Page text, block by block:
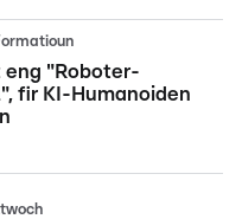
eng "Roboter-
fir KI-Humanoiden